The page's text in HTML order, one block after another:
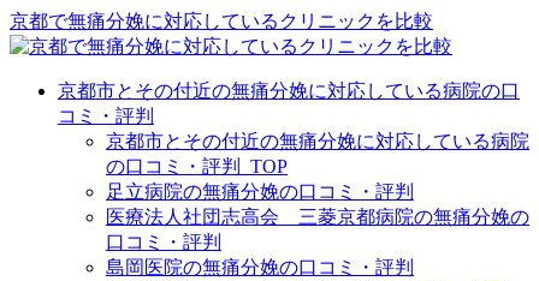
京都で無痛分娩に対応しているクリニックを比較
京都市とその付近の無痛分娩に対応している病院の口
コミ・評判
京都市とその付近の無痛分娩に対応している病院
の口コミ・評判_TOP
足立病院の無痛分娩の口コミ・評判
医療法人社団志高会 三菱京都病院の無痛分娩の
口コミ・評判
島岡医院の無痛分娩の口コミ・評判